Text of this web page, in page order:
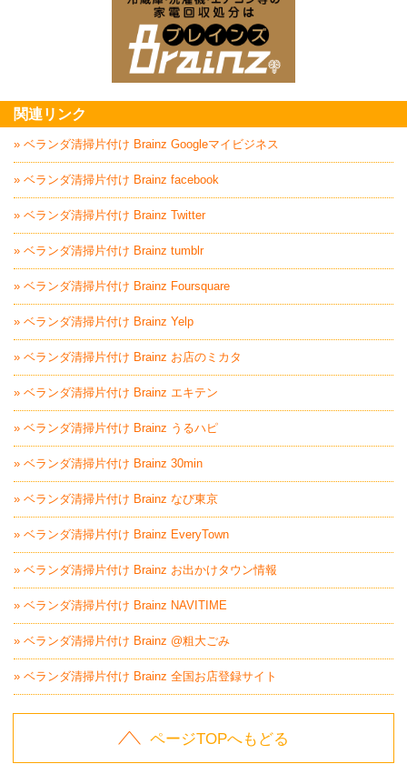
関連リンク
» ベランダ清掃片付け Brainz Googleマイビジネス
» ベランダ清掃片付け Brainz facebook
» ベランダ清掃片付け Brainz Twitter
» ベランダ清掃片付け Brainz tumblr
» ベランダ清掃片付け Brainz Foursquare
» ベランダ清掃片付け Brainz Yelp
» ベランダ清掃片付け Brainz お店のミカタ
» ベランダ清掃片付け Brainz エキテン
» ベランダ清掃片付け Brainz うるハピ
» ベランダ清掃片付け Brainz 30min
» ベランダ清掃片付け Brainz なび東京
» ベランダ清掃片付け Brainz EveryTown
» ベランダ清掃片付け Brainz お出かけタウン情報
» ベランダ清掃片付け Brainz NAVITIME
» ベランダ清掃片付け Brainz @粗大ごみ
» ベランダ清掃片付け Brainz 全国お店登録サイト
ページTOPへもどる